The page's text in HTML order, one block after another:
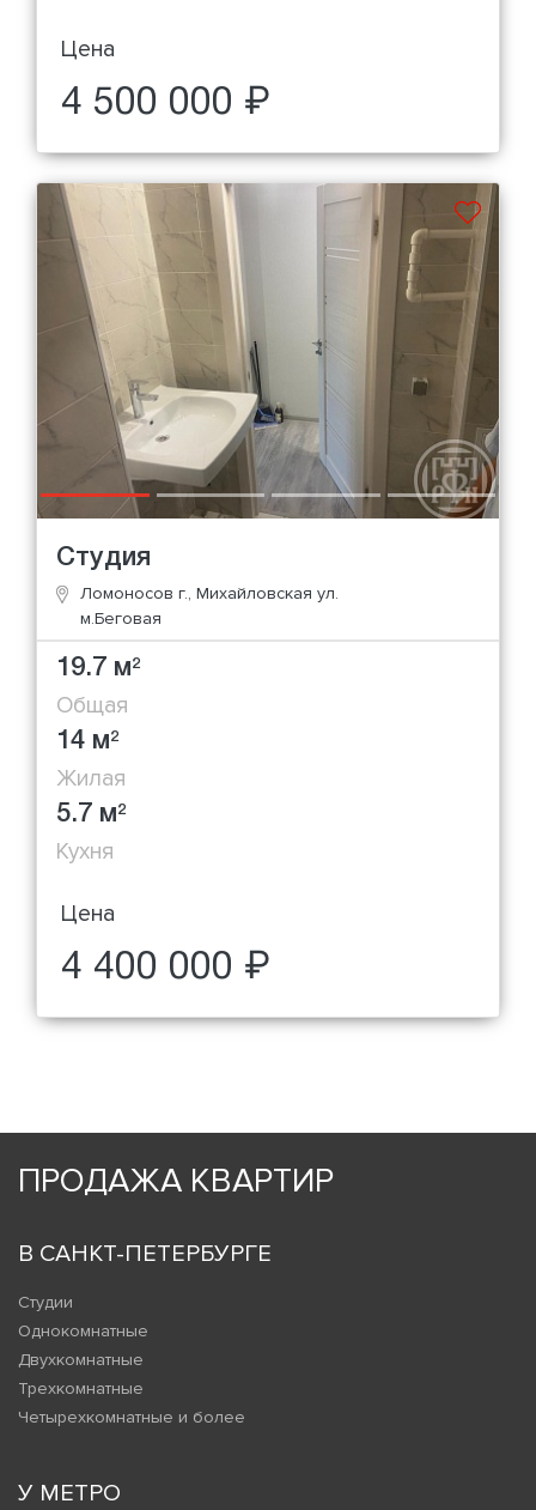
Цена
4 500 000 ₽
Студия
Ломоносов г., Михайловская ул.
м.Беговая
19.7 м2
Общая
14 м2
Жилая
5.7 м2
Кухня
Цена
4 400 000 ₽
ПРОДАЖА КВАРТИР
В САНКТ-ПЕТЕРБУРГЕ
Студии
Однокомнатные
Двухкомнатные
Трехкомнатные
Четырехкомнатные и более
У МЕТРО